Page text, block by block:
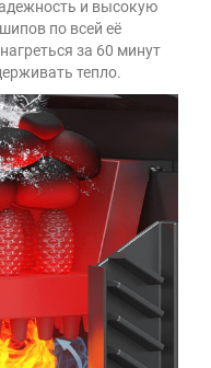
и высокую
по всей её
за 60 минут
тепло.